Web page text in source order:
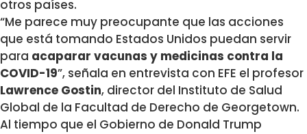
otros países.
“Me parece muy preocupante que las acciones
que está tomando Estados Unidos puedan servir
para acaparar vacunas y medicinas contra la
COVID-19”, señala en entrevista con EFE el profesor
Lawrence Gostin, director del Instituto de Salud
Global de la Facultad de Derecho de Georgetown.
Al tiempo que el Gobierno de Donald Trump